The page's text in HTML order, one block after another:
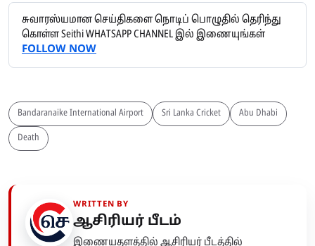
சுவாரஸ்யமான செய்திகளை நொடிப் பொழுதில் தெரிந்து
கொள்ள Seithi WHATSAPP CHANNEL இல் இணையுங்கள்
FOLLOW NOW
Bandaranaike International Airport Sri Lanka Cricket Abu Dhabi
Death
WRITTEN BY
ஆசிரியர் பீடம்
இணையதளத்தில் ஆசிரியர் பீடத்தில்